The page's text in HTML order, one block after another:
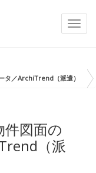
タ／ArchiTrend（派遣）
件図面の
（派